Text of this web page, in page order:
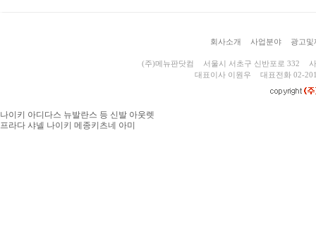
회사소개 사업분야 광고및
(주)메뉴판닷컴 서울시 서초구 신반포로 332
대표이사 이원우
대표전화 02-
나이키 아디다스 뉴발란스 등 신발 아웃렛
프라다 샤넬 나이키 메종키츠네 아미